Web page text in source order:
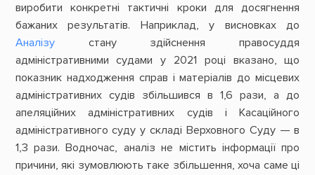
виробити конкретні тактичні кроки для досягнення
бажаних результатів. Наприклад, у висновках до
Аналізустану здійснення правосуддя
адміністративними судами у 2021 році вказано, що
показник надходження справ і матеріалів до місцевих
адміністративних судів збільшився в 1,6 рази, а до
апеляційних адміністративних судів і Касаційного
адміністративного суду у складі Верховного Суду — в
1,3 рази. Водночас, аналіз не містить інформації про
причини, які зумовлюють таке збільшення, хоча саме ці